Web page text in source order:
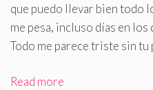
que puedo llevar bien todo
me pesa, incluso días en
Todo me parece triste sin tu
Read more